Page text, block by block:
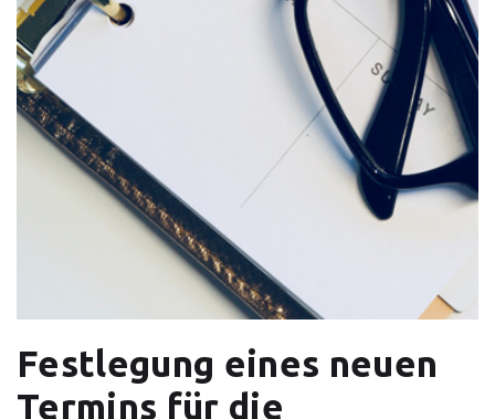
Festlegung eines neuen
Termins für die